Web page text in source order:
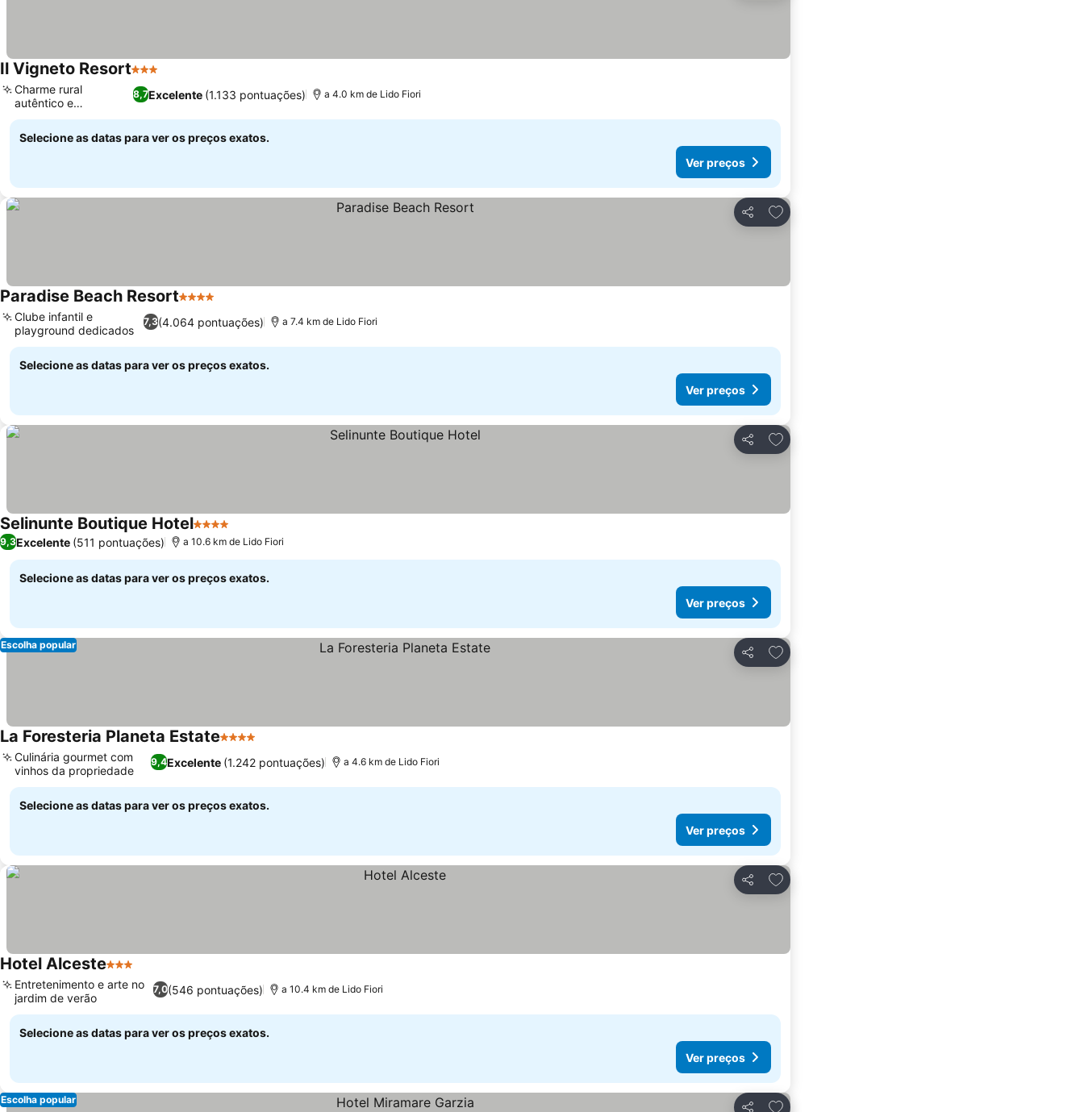
Il Vigneto Resort3 Estrelas
8,7Excelente (1.133 pontuações)
Charme rural
autêntico e
tranquilidade
a 4.0 km de Lido Fiori
Selecione as datas para ver os preços exatos.
Ver preços
Partilhar
Adicionar aos favoritos
Paradise Beach Resort4 Estrelas
7,3(4.064 pontuações)
Clube infantil e
playground dedicados
a 7.4 km de Lido Fiori
Selecione as datas para ver os preços exatos.
Ver preços
Partilhar
Adicionar aos favoritos
Selinunte Boutique Hotel4 Estrelas
9,3Excelente (511 pontuações) a 10.6 km de Lido Fiori
Selecione as datas para ver os preços exatos.
Ver preços
Partilhar
Adicionar aos favoritos
Escolha popular
La Foresteria Planeta Estate4 Estrelas
9,4Excelente (1.242 pontuações)
Culinária gourmet com
vinhos da propriedade
a 4.6 km de Lido Fiori
Selecione as datas para ver os preços exatos.
Ver preços
Partilhar
Adicionar aos favoritos
Hotel Alceste3 Estrelas
7,0(546 pontuações)
Entretenimento e arte no
jardim de verão
a 10.4 km de Lido Fiori
Selecione as datas para ver os preços exatos.
Ver preços
Adicionar aos favoritos
Escolha popular